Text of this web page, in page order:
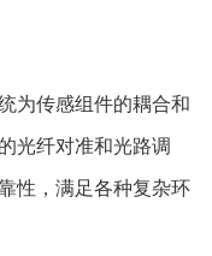
为传感组件的耦合和
光纤对准和光路调
性，满足各种复杂环